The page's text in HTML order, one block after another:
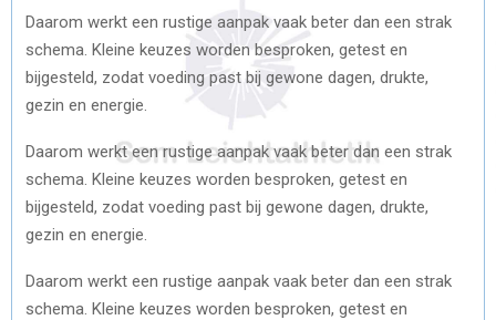
Daarom werkt een rustige aanpak vaak beter dan een strak
schema. Kleine keuzes worden besproken, getest en
bijgesteld, zodat voeding past bij gewone dagen, drukte,
gezin en energie.
Daarom werkt een rustige aanpak vaak beter dan een strak
schema. Kleine keuzes worden besproken, getest en
bijgesteld, zodat voeding past bij gewone dagen, drukte,
gezin en energie.
Daarom werkt een rustige aanpak vaak beter dan een strak
schema. Kleine keuzes worden besproken, getest en